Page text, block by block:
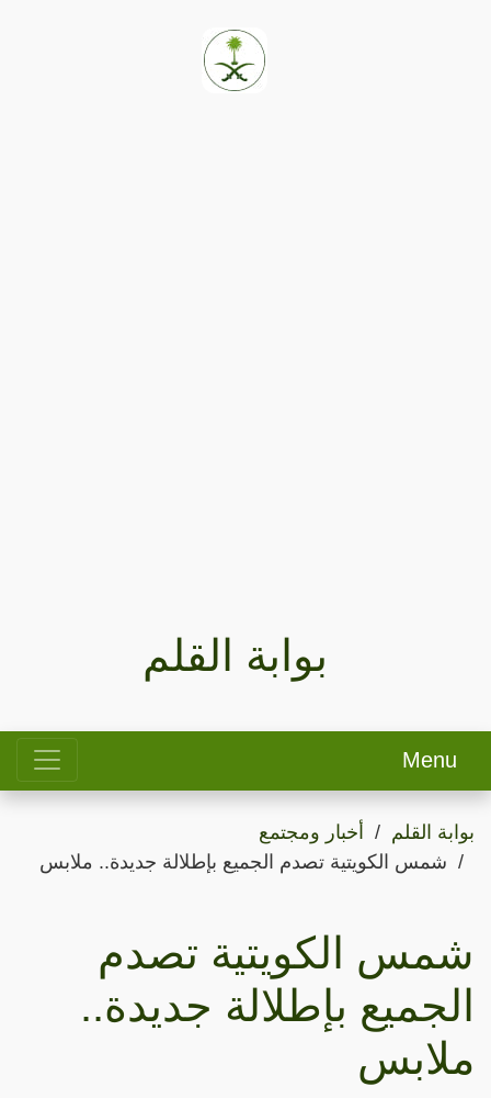
بوابة القلم
Menu
بوابة القلم
أخبار ومجتمع
شمس الكويتية تصدم الجميع بإطلالة جديدة.. ملابس
شمس الكويتية تصدم
الجميع بإطلالة جديدة..
ملابس